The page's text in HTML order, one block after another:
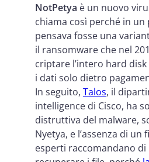
NotPetya è un nuovo
chiama così perché in
pensava fosse una
il ransomware che nel
criptare l’intero hard
i dati solo dietro
In seguito, Talos, il
intelligence di Cisco, ha
distruttiva del malware,
Nyetya, e l’assenza di un
esperti raccomandano